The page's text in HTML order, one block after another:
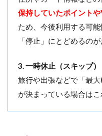
保持していたポイント
ため、今後利用する可
「停止」にとどめるの
3. 一時休止（スキップ）
旅行や出張などで「最
が決まっている場合はこ